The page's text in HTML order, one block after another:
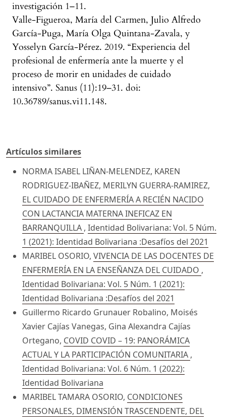
investigación 1–11.
Valle-Figueroa, María del Carmen, Julio Alfredo
García-Puga, María Olga Quintana-Zavala, y
Yosselyn García-Pérez. 2019. “Experiencia del
profesional de enfermería ante la muerte y el
proceso de morir en unidades de cuidado
intensivo”. Sanus (11):19–31. doi:
10.36789/sanus.vi11.148.
Artículos similares
NORMA ISABEL LIÑAN-MELENDEZ, KAREN
RODRIGUEZ-IBAÑEZ, MERILYN GUERRA-RAMIREZ,
EL CUIDADO DE ENFERMERÍA A RECIÉN NACIDO
CON LACTANCIA MATERNA INEFICAZ EN
BARRANQUILLA , Identidad Bolivariana: Vol. 5 Núm.
1 (2021): Identidad Bolivariana :Desafíos del 2021
MARIBEL OSORIO, VIVENCIA DE LAS DOCENTES DE
ENFERMERÍA EN LA ENSEÑANZA DEL CUIDADO ,
Identidad Bolivariana: Vol. 5 Núm. 1 (2021):
Identidad Bolivariana :Desafíos del 2021
Guillermo Ricardo Grunauer Robalino, Moisés
Xavier Cajías Vanegas, Gina Alexandra Cajías
Ortegano, COVID COVID – 19: PANORÁMICA
ACTUAL Y LA PARTICIPACIÓN COMUNITARIA ,
Identidad Bolivariana: Vol. 6 Núm. 1 (2022):
Identidad Bolivariana
MARIBEL TAMARA OSORIO, CONDICIONES
PERSONALES, DIMENSIÓN TRASCENDENTE, DEL